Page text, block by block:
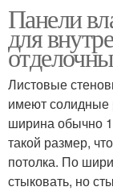
Панели
для
Листовые
имеют
ширина обычно
такой размер,
потолка. По
стыковать, но